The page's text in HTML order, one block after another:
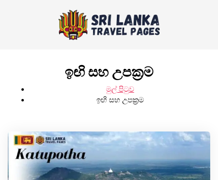
ඉඟි සහ උපක්‍රම
මුල් පිටුව
ඉඟි සහ උපක්‍රම